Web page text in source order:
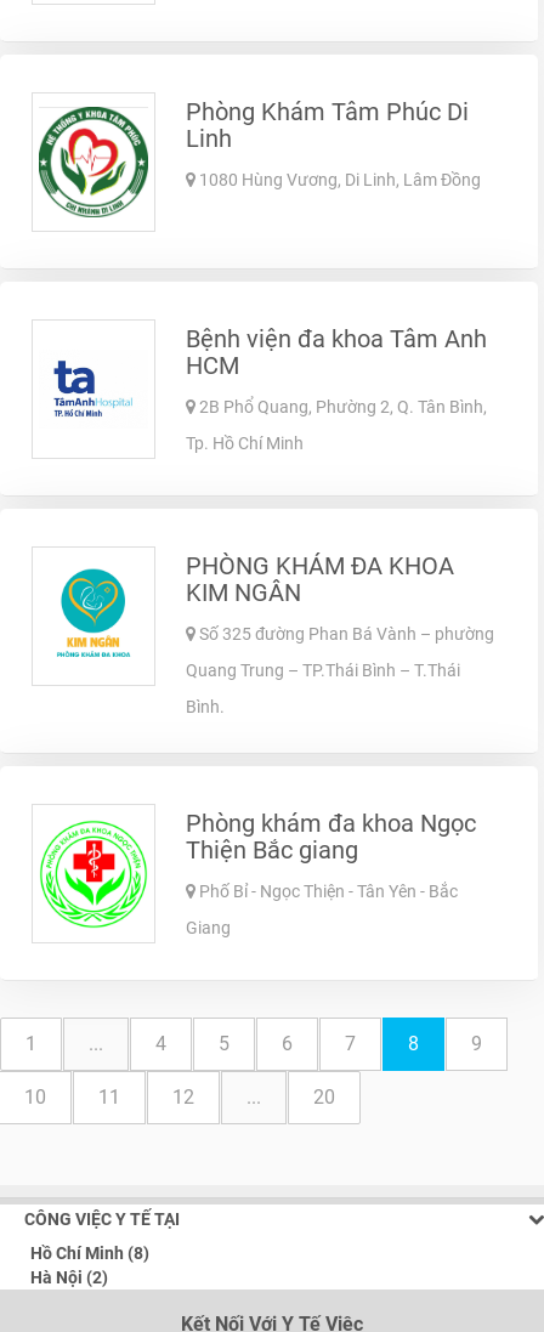
Phòng Khám Tâm Phúc Di
Linh
1080 Hùng Vương, Di Linh, Lâm Đồng
Bệnh viện đa khoa Tâm Anh
HCM
2B Phổ Quang, Phường 2, Q. Tân Bình,
Tp. Hồ Chí Minh
PHÒNG KHÁM ĐA KHOA
KIM NGÂN
Số 325 đường Phan Bá Vành – phường
Quang Trung – TP.Thái Bình – T.Thái
Bình.
Phòng khám đa khoa Ngọc
Thiện Bắc giang
Phố Bỉ - Ngọc Thiện - Tân Yên - Bắc
Giang
1 ... 4 5 6 7 8 9
10 11 12 ... 20
CÔNG VIỆC Y TẾ TẠI
Hồ Chí Minh (8)
Hà Nội (2)
Kết Nối Với Y Tế Việc